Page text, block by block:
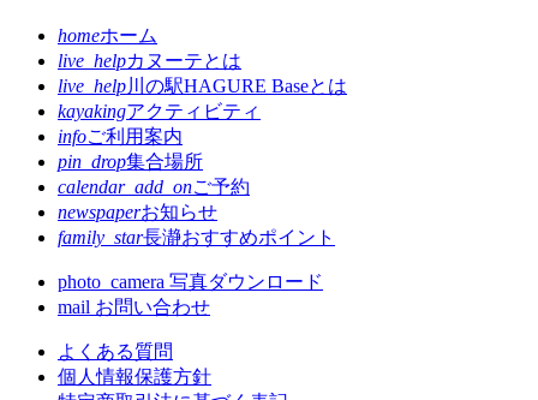
homeホーム
live_helpカヌーテとは
live_help川の駅HAGURE Baseとは
kayakingアクティビティ
infoご利用案内
pin_drop集合場所
calendar_add_onご予約
newspaperお知らせ
family_star長瀞おすすめポイント
photo_camera 写真ダウンロード
mail お問い合わせ
よくある質問
個人情報保護方針